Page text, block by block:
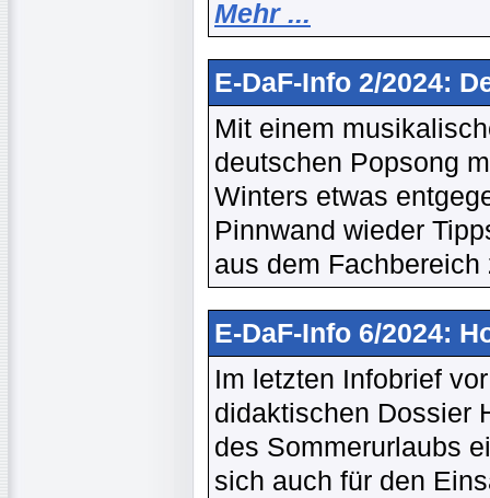
Mehr ...
E-DaF-Info 2/2024:
Mit einem
deutschen Popsong
Winters etwas
Pinnwand wieder
aus dem
E-DaF-Info 6/2024:
Im letzten Infobrief
didaktischen Dossier
des Sommerurlaubs
sich auch für den